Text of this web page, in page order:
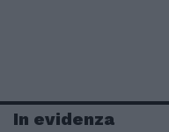
In evidenza